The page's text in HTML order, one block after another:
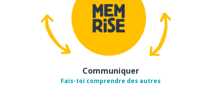
Communiquer
Fais-toi comprendre des autres